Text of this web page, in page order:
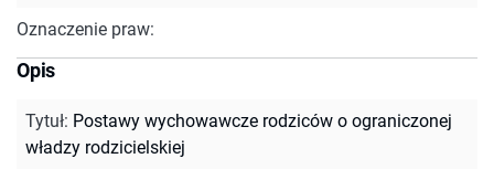
Oznaczenie praw:
Opis
Tytuł: Postawy wychowawcze rodziców o ograniczonej
władzy rodzicielskiej